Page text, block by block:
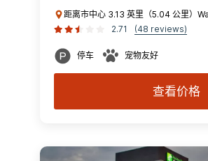
距离市中心 3.13 英里（5.04 公里）
2.71
(48 reviews)
停车 宠物友好
查看价格